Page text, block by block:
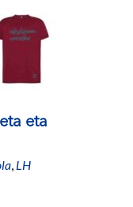
eta
, LH